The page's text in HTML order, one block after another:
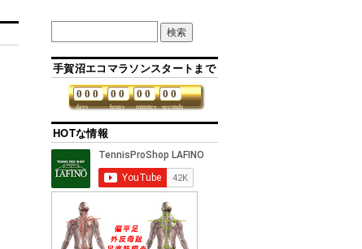
手賀沼エコマラソンスタートまで
days
0 0 0
hours
0 0
minutes
0 0
seconds
0 0
HOTな情報